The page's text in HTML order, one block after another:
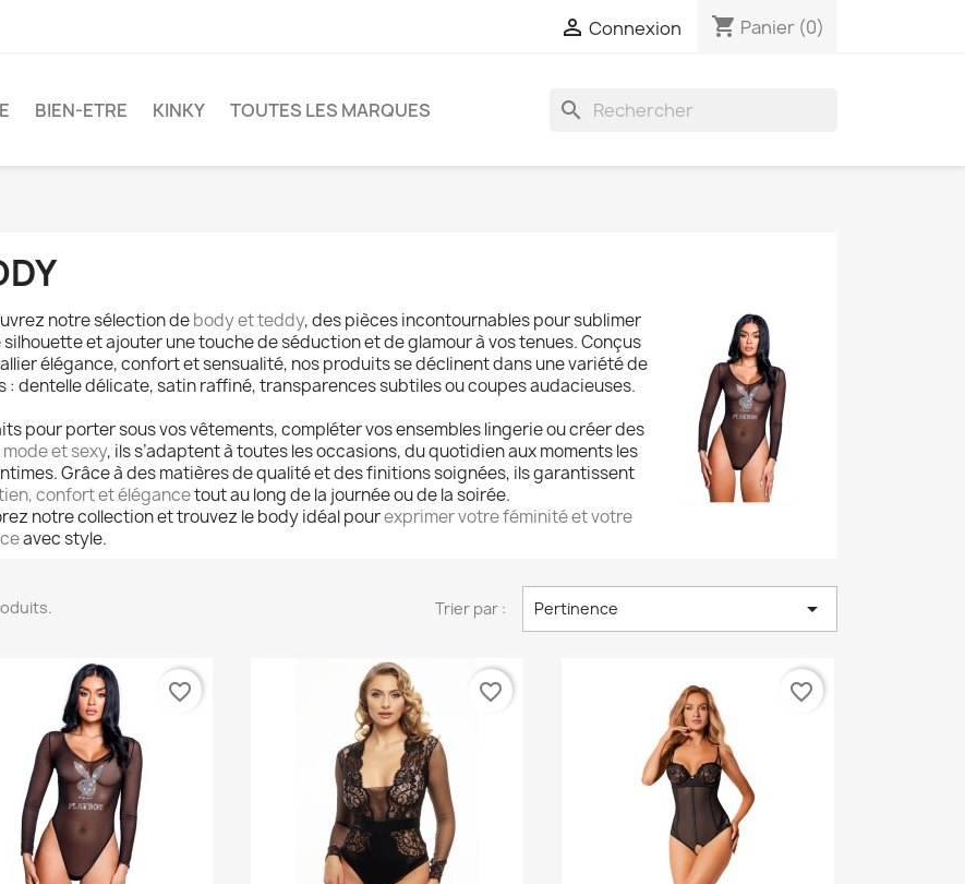
 Connexion shopping_cart Panier (0)
BIEN-ETRE KINKY TOUTES LES MARQUES search
notre sélection debody et teddy, des pièces incontournables pour sublimer
et ajouter une touche de séduction et de glamour à vos tenues. Conçus
élégance, confort et sensualité, nos produits se déclinent dans une variété de
: dentelle délicate, satin raffiné, transparences subtiles ou coupes audacieuses.
pour porter sous vos vêtements, compléter vos ensembles lingerie ou créer des
mode et sexy, ils s’adaptent à toutes les occasions, du quotidien aux moments les
Grâce à des matières de qualité et des finitions soignées, ils garantissent
confort et élégancetout au long de la journée ou de la soirée.
notre collection et trouvez le body idéal pourexprimer votre féminité et votre
avec style.
Trier par : Pertinence 
favorite_border favorite_border favorite_border